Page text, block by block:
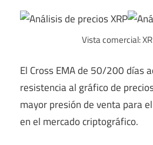
Vista comercial:
El Cross EMA de 50/200 días
resistencia al gráfico de
mayor presión de venta para el
en el mercado criptográfico.